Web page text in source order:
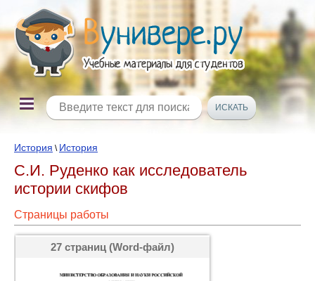
История \ История
С.И. Руденко как исследователь
истории скифов
Страницы работы
27 страниц (Word-файл)